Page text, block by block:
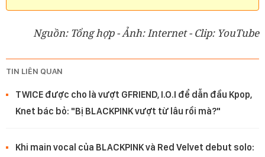
Nguồn: Tổng hợp - Ảnh: Internet - Clip: YouTube
TIN LIÊN QUAN
TWICE được cho là vượt GFRIEND, I.O.I để dẫn đầu Kpop,
Knet bác bỏ: "Bị BLACKPINK vượt từ lâu rồi mà?"
Khi main vocal của BLACKPINK và Red Velvet debut solo: